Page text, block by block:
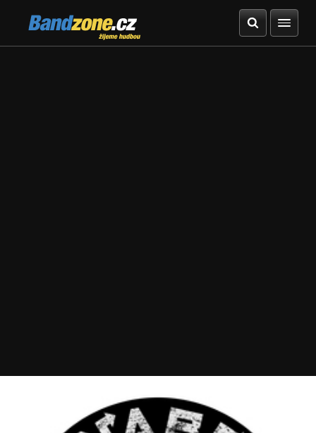
Bandzone.cz
žijeme hudbou